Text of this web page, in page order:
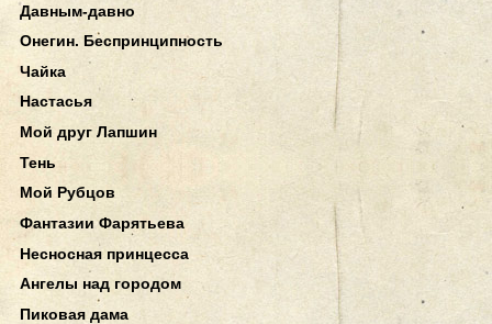
Давным-давно
Онегин. Беспринципность
Чайка
Настасья
Мой друг Лапшин
Тень
Мой Рубцов
Фантазии Фарятьева
Несносная принцесса
Ангелы над городом
Пиковая дама